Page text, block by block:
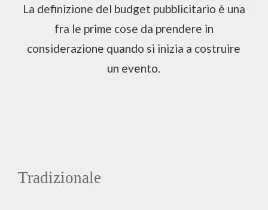
La definizione del budget pubblicitario è una
fra le prime cose da prendere in
considerazione quando si inizia a costruire
un evento.
Tradizionale